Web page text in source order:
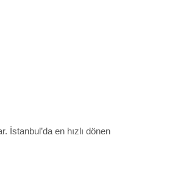
en hızlı dönen